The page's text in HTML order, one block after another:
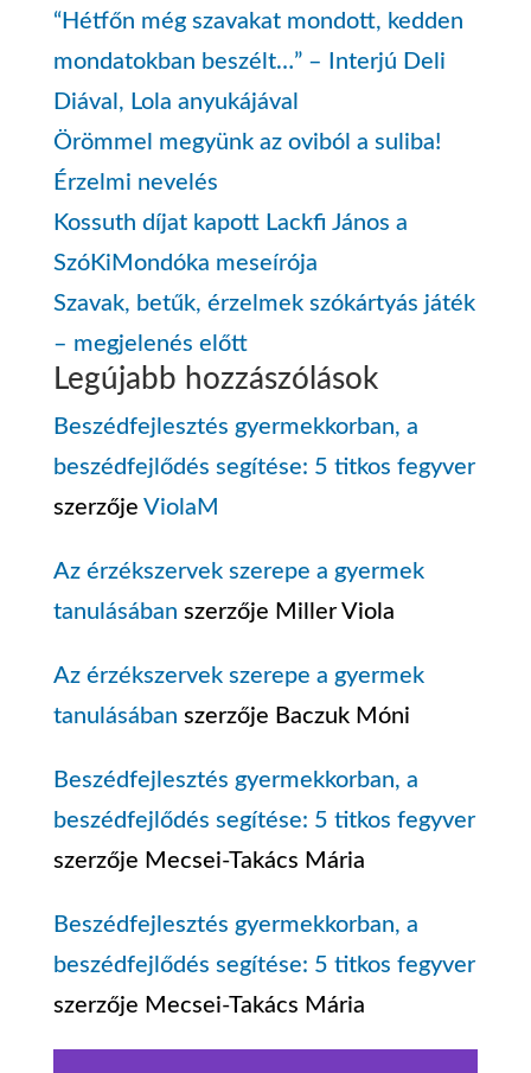
“Hétfőn még szavakat mondott, kedden
mondatokban beszélt…” – Interjú Deli
Diával, Lola anyukájával
Örömmel megyünk az oviból a suliba!
Érzelmi nevelés
Kossuth díjat kapott Lackfi János a
SzóKiMondóka meseírója
Szavak, betűk, érzelmek szókártyás játék
– megjelenés előtt
Legújabb hozzászólások
Beszédfejlesztés gyermekkorban, a
beszédfejlődés segítése: 5 titkos fegyver
szerzője ViolaM
Az érzékszervek szerepe a gyermek
tanulásában szerzője Miller Viola
Az érzékszervek szerepe a gyermek
tanulásában szerzője Baczuk Móni
Beszédfejlesztés gyermekkorban, a
beszédfejlődés segítése: 5 titkos fegyver
szerzője Mecsei-Takács Mária
Beszédfejlesztés gyermekkorban, a
beszédfejlődés segítése: 5 titkos fegyver
szerzője Mecsei-Takács Mária